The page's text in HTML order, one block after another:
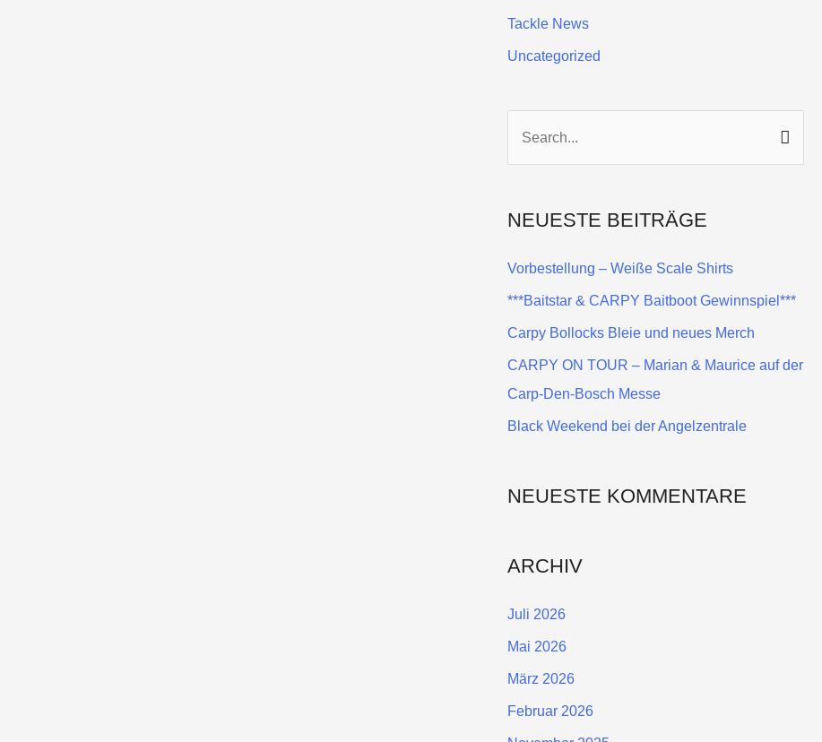
Tackle News
Uncategorized
h
c
h
:
NEUESTE BEITRÄGE
Vorbestellung – Weiße Scale Shirts
***Baitstar & CARPY Baitboot Gewinnspiel***
Carpy Bollocks Bleie und neues Merch
CARPY ON TOUR – Marian & Maurice auf der
Carp-Den-Bosch Messe
Black Weekend bei der Angelzentrale
NEUESTE KOMMENTARE
ARCHIV
Juli 2026
Mai 2026
März 2026
Februar 2026